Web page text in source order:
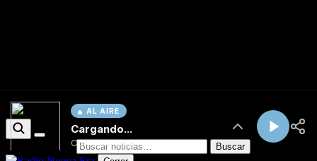
AL AIRE
Cargando...
Conectando...